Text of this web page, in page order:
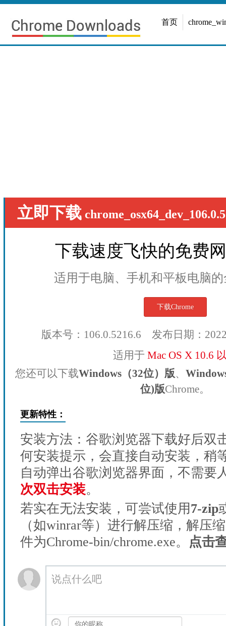
首页
立即下载
下载速度飞快的免费
适用于电脑、手机和平板电脑
下载Chrome
版本号：106.0.5216.6 发布日期：
适用于 Mac OS X 10.6
您还可以下载Windows（32位）版、
位)版Chrome。
更新特性：
安装方法：谷歌浏览器下载好后双
何安装提示，会直接自动安装，稍
自动弹出谷歌浏览器界面，不需要
次双击安装。
若实在无法安装，可尝试使用7-zip
（如winrar等）进行解压缩，解压
件为Chrome-bin/chrome.exe。
点击
说点什么吧